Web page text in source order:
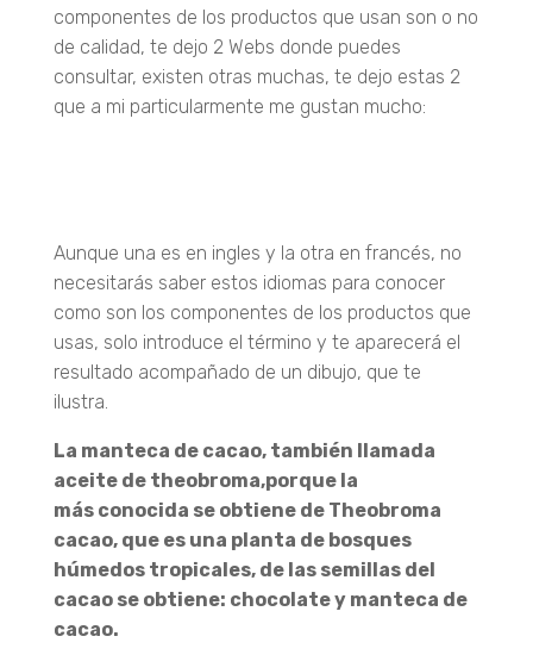
componentes de los productos que usan son o no
de calidad, te dejo 2 Webs donde puedes
consultar, existen otras muchas, te dejo estas 2
que a mi particularmente me gustan mucho:
Aunque una es en ingles y la otra en francés, no
necesitarás saber estos idiomas para conocer
como son los componentes de los productos que
usas, solo introduce el término y te aparecerá el
resultado acompañado de un dibujo, que te
ilustra.
La manteca de cacao, también llamada
aceite de theobroma,porque la
más conocida se obtiene de Theobroma
cacao, que es una planta de bosques
húmedos tropicales, de las semillas del
cacao se obtiene: chocolate y manteca de
cacao.